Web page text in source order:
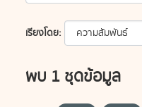
เรียงโดย
พบ 1 ชุดข้อมูล